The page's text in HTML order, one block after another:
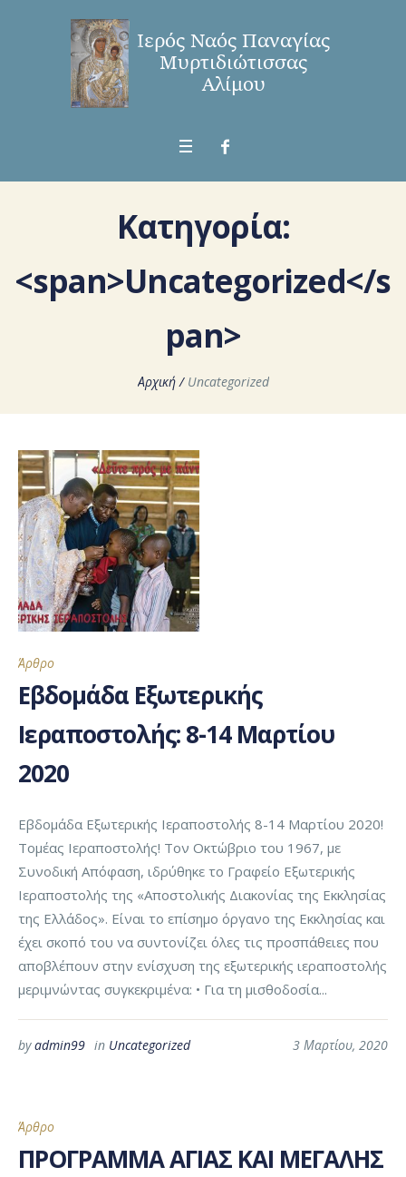
Κατηγορία:
<span>Uncategorized</s
pan>
Αρχική / Uncategorized
Άρθρο
Εβδομάδα Εξωτερικής
Ιεραποστολής: 8-14 Μαρτίου
2020
Εβδομάδα Εξωτερικής Ιεραποστολής 8-14 Μαρτίου 2020!
Τομέας Ιεραποστολής! Τον Οκτώβριο του 1967, με
Συνοδική Απόφαση, ιδρύθηκε το Γραφείο Εξωτερικής
Ιεραποστολής της «Αποστολικής Διακονίας της Εκκλησίας
της Ελλάδος». Είναι το επίσημο όργανο της Εκκλησίας και
έχει σκοπό του να συντονίζει όλες τις προσπάθειες που
αποβλέπουν στην ενίσχυση της εξωτερικής ιεραποστολής
μεριμνώντας συγκεκριμένα: • Για τη μισθοδοσία...
3 Μαρτίου, 2020
byadmin99 in Uncategorized
Άρθρο
ΠΡΟΓΡΑΜΜΑ ΑΓΙΑΣ ΚΑΙ ΜΕΓΑΛΗΣ